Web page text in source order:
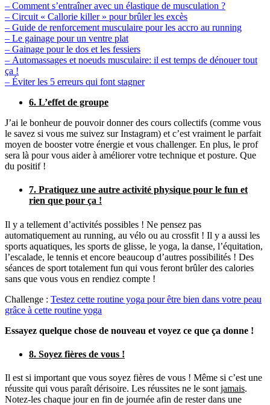
– Comment s’entraîner avec un élastique de musculation ?
– Circuit « Callorie killer » pour brûler les excès
– Guide de renforcement musculaire pour les accro au running
– Le gainage pour un ventre plat
– Gainage pour le dos et les fessiers
– Automassages et noeuds musculaire: il est temps de dénouer tout
ça !
– Éviter les 5 erreurs qui font stagner
6. L’effet de groupe
J’ai le bonheur de pouvoir donner des cours collectifs (comme vous
le savez si vous me suivez sur Instagram) et c’est vraiment le parfait
moyen de booster votre énergie et vous challenger. En plus, le prof
sera là pour vous aider à améliorer votre technique et posture. Que
du positif !
7. Pratiquez une autre activité physique pour le fun et
rien que pour ça !
Il y a tellement d’activités possibles ! Ne pensez pas
automatiquement au running, au vélo ou au crossfit ! Il y a aussi les
sports aquatiques, les sports de glisse, le yoga, la danse, l’équitation,
l’escalade, le tennis et encore beaucoup d’autres possibilités ! Des
séances de sport totalement fun qui vous feront brûler des calories
sans que vous vous en rendiez compte !
Challenge : Testez cette routine yoga pour être bien dans votre peau
grâce à cette routine yoga
Essayez quelque chose de nouveau et voyez ce que ça donne !
8. Soyez fières de vous !
Il est si important que vous soyez fières de vous ! Même si c’est une
réussite qui vous paraît dérisoire. Les réussites ne le sont jamais.
Notez-les chaque jour en fin de journée afin de rester dans une